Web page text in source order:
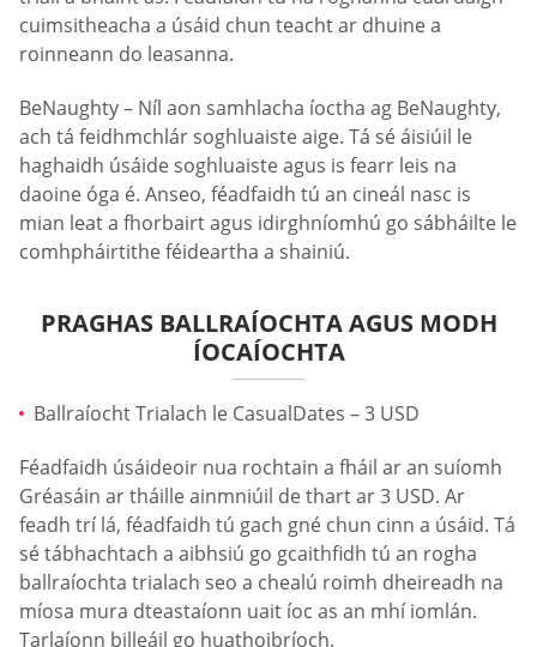
cuimsitheacha a úsáid chun teacht ar dhuine a
roinneann do leasanna.
BeNaughty – Níl aon samhlacha íoctha ag BeNaughty,
ach tá feidhmchlár soghluaiste aige. Tá sé áisiúil le
haghaidh úsáide soghluaiste agus is fearr leis na
daoine óga é. Anseo, féadfaidh tú an cineál nasc is
mian leat a fhorbairt agus idirghníomhú go sábháilte le
comhpháirtithe féideartha a shainiú.
PRAGHAS BALLRAÍOCHTA AGUS MODH
ÍOCAÍOCHTA
Ballraíocht Trialach le СasualDates – 3 USD
Féadfaidh úsáideoir nua rochtain a fháil ar an suíomh
Gréasáin ar tháille ainmniúil de thart ar 3 USD. Ar
feadh trí lá, féadfaidh tú gach gné chun cinn a úsáid. Tá
sé tábhachtach a aibhsiú go gcaithfidh tú an rogha
ballraíochta trialach seo a chealú roimh dheireadh na
míosa mura dteastaíonn uait íoc as an mhí iomlán.
Tarlaíonn billeáil go huathoibríoch.